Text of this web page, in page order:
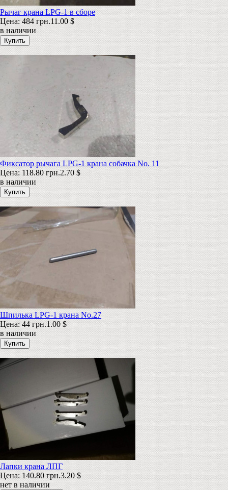
Рычаг крана LPG-1 в сборе
Цена:484 грн.11.00 $
в наличии
Фиксатор рычага LPG-1 крана собачка No. 11
Цена: 118.80 грн.2.70 $
в наличии
Шпилька LPG-1 крана No.27
Цена: 44 грн.1.00 $
в наличии
Лапки крана ЛПГ
Цена: 140.80 грн.3.20 $
нет в наличии